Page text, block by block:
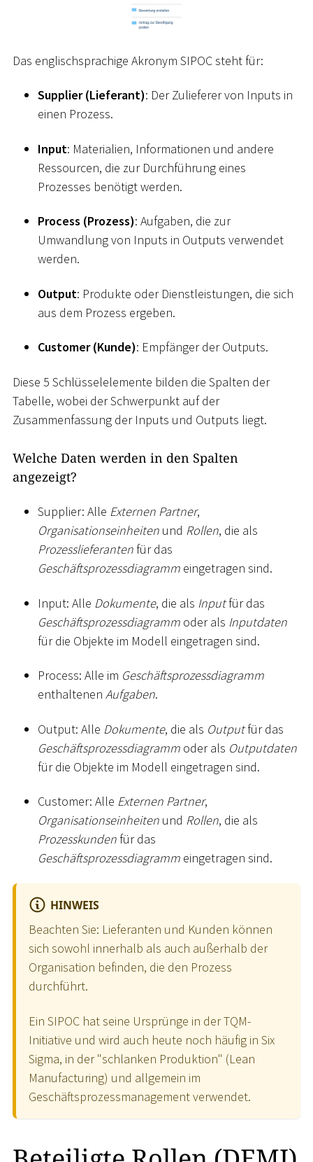
Das englischsprachige Akronym SIPOC steht für:
Supplier (Lieferant): Der Zulieferer von Inputs in
einen Prozess.
Input: Materialien, Informationen und andere
Ressourcen, die zur Durchführung eines
Prozesses benötigt werden.
Process (Prozess): Aufgaben, die zur
Umwandlung von Inputs in Outputs verwendet
werden.
Output: Produkte oder Dienstleistungen, die sich
aus dem Prozess ergeben.
Customer (Kunde): Empfänger der Outputs.
Diese 5 Schlüsselelemente bilden die Spalten der
Tabelle, wobei der Schwerpunkt auf der
Zusammenfassung der Inputs und Outputs liegt.
Welche Daten werden in den Spalten
angezeigt?
Supplier: Alle Externen Partner,
Organisationseinheiten und Rollen, die als
Prozesslieferanten für das
Geschäftsprozessdiagramm eingetragen sind.
Input: Alle Dokumente, die als Inputfür das
Geschäftsprozessdiagramm oder als Inputdaten
für die Objekte im Modell eingetragen sind.
Process: Alle im Geschäftsprozessdiagramm
enthaltenen Aufgaben.
Output: Alle Dokumente, die als Outputfür das
Geschäftsprozessdiagramm oder als Outputdaten
für die Objekte im Modell eingetragen sind.
Customer: Alle Externen Partner,
Organisationseinheiten und Rollen, die als
Prozesskunden für das
Geschäftsprozessdiagramm eingetragen sind.
HINWEIS
Beachten Sie: Lieferanten und Kunden können
sich sowohl innerhalb als auch außerhalb der
Organisation befinden, die den Prozess
durchführt.
Ein SIPOC hat seine Ursprünge in der TQM-
Initiative und wird auch heute noch häufig in Six
Sigma, in der "schlanken Produktion" (Lean
Manufacturing) und allgemein im
Geschäftsprozessmanagement verwendet.